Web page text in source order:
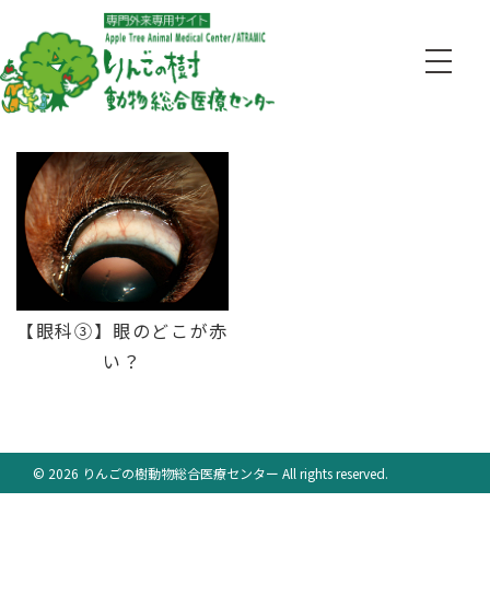
【眼科③】眼のどこが赤
い？
© 2026 りんごの樹動物総合医療センター All rights reserved.